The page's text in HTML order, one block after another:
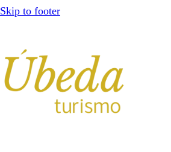
Skip to footer